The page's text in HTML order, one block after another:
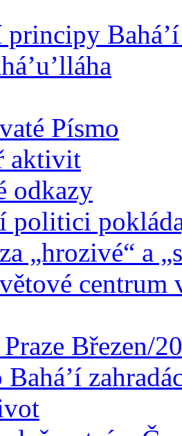
Písmo
aktivit
odkazy
politici
„hrozivé“ a
Březen/
Bahá’í